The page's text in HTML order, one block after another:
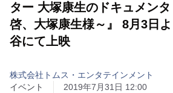
ター 大塚康生のドキュメン
啓、大塚康生様～』 8月3日
谷にて上映
株式会社トムス・エンタテインメント
イベント
2019年7月31日 12:00